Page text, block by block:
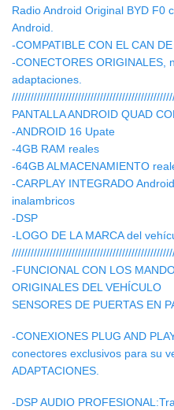
Radio Android Original BYD F0
Android.
-COMPATIBLE CON EL CAN DE
-CONECTORES ORIGINALES,
adaptaciones.
PANTALLA ANDROID QUAD
-ANDROID 16 Upate
-4GB RAM reales
-64GB ALMACENAMIENTO
-CARPLAY INTEGRADO
inalambricos
-DSP
-LOGO DE LA MARCA del
-FUNCIONAL CON LOS
ORIGINALES DEL VEHÍCULO
SENSORES DE PUERTAS EN
-CONEXIONES PLUG AND
conectores exclusivos para su
ADAPTACIONES.
-DSP AUDIO